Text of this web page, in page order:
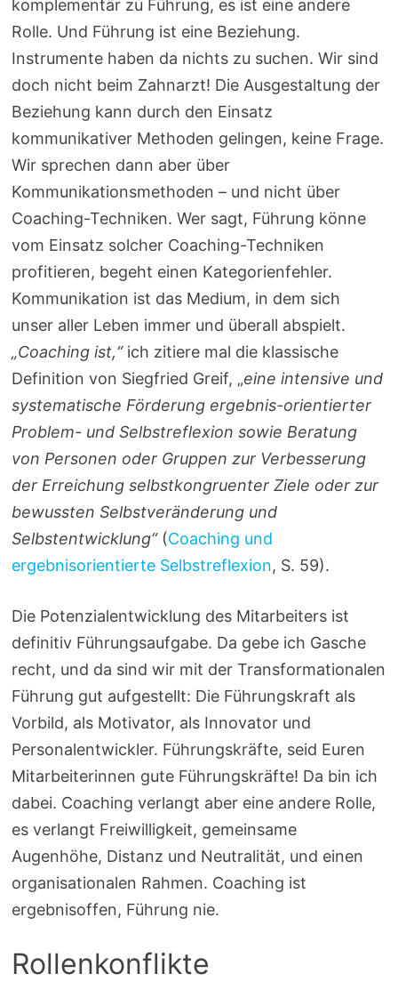
komplementär zu Führung, es ist eine andere
Rolle. Und Führung ist eine Beziehung.
Instrumente haben da nichts zu suchen. Wir sind
doch nicht beim Zahnarzt! Die Ausgestaltung der
Beziehung kann durch den Einsatz
kommunikativer Methoden gelingen, keine Frage.
Wir sprechen dann aber über
Kommunikationsmethoden – und nicht über
Coaching-Techniken. Wer sagt, Führung könne
vom Einsatz solcher Coaching-Techniken
profitieren, begeht einen Kategorienfehler.
Kommunikation ist das Medium, in dem sich
unser aller Leben immer und überall abspielt.
„Coaching ist,“ich zitiere mal die klassische
Definition von Siegfried Greif, „eine intensive und
systematische Förderung ergebnis-orientierter
Problem- und Selbstreflexion sowie Beratung
von Personen oder Gruppen zur Verbesserung
der Erreichung selbstkongruenter Ziele oder zur
bewussten Selbstveränderung und
Selbstentwicklung“(Coaching und
ergebnisorientierte Selbstreflexion, S. 59).
Die Potenzialentwicklung des Mitarbeiters ist
definitiv Führungsaufgabe. Da gebe ich Gasche
recht, und da sind wir mit der Transformationalen
Führung gut aufgestellt: Die Führungskraft als
Vorbild, als Motivator, als Innovator und
Personalentwickler. Führungskräfte, seid Euren
Mitarbeiterinnen gute Führungskräfte! Da bin ich
dabei. Coaching verlangt aber eine andere Rolle,
es verlangt Freiwilligkeit, gemeinsame
Augenhöhe, Distanz und Neutralität, und einen
organisationalen Rahmen. Coaching ist
ergebnisoffen, Führung nie.
Rollenkonflikte